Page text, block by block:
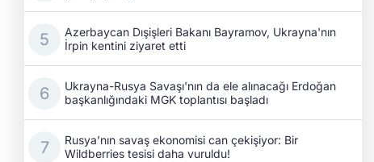
Azerbaycan Dışişleri Bakanı Bayramov, Ukrayna'nın
İrpin kentini ziyaret etti
Ukrayna-Rusya Savaşı'nın da ele alınacağı Erdoğan
başkanlığındaki MGK toplantısı başladı
Rusya’nın savaş ekonomisi can çekişiyor: Bir
Wildberries tesisi daha vuruldu!